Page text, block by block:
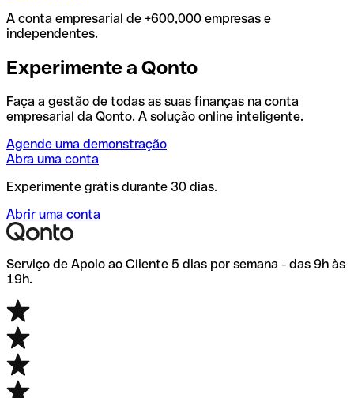
A conta empresarial de +600,000 empresas e
independentes.
Experimente a Qonto
Faça a gestão de todas as suas finanças na conta
empresarial da Qonto. A solução online inteligente.
Agende uma demonstração
Abra uma conta
Experimente grátis durante 30 dias.
Abrir uma conta
Serviço de Apoio ao Cliente 5 dias por semana - das 9h às
19h.